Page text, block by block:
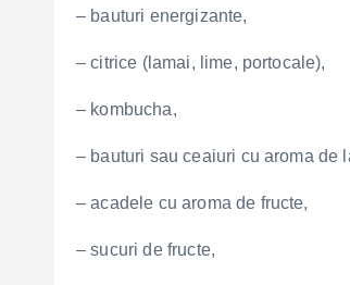
– bauturi energizante,
– citrice (lamai, lime, portocale),
– kombucha,
– bauturi sau ceaiuri cu aroma de
– acadele cu aroma de fructe,
– sucuri de fructe,